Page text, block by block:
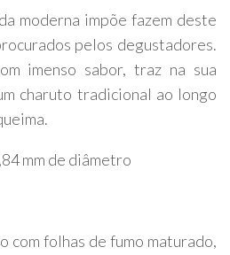
moderna impõe fazem deste
pelos degustadores.
imenso sabor, traz na sua
charuto tradicional ao longo
mm de diâmetro
com folhas de fumo maturado,